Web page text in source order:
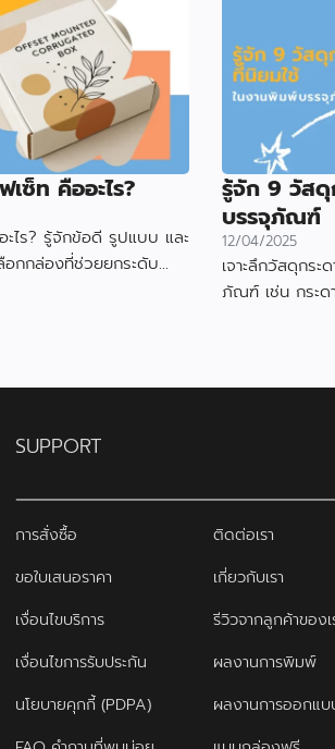
ซ็ท คืออะไร?
ไร? รู้จักข้อดี รูปแบบ และ
อกกล่องที่ช่วยยกระดับ
รู้จัก 9 วัสดุ
บรรจุภัณฑ์
12/04/2025
เจาะลึกวัสดุกร
ภัณฑ์ เช่น กระด
SUPPORT
การสั่งซื้อ
ติดต่อเรา
ขอใบเสนอราคา
เกี่ยวกับเรา
เงื่อนไขบริการ
รีวิวจากลูกค้าของเ
เงื่อนไขการรับประกัน
ผลงานการพิมพ์
นโยบายคุกกี้ (PDPA)
ผลงานการออกแบ